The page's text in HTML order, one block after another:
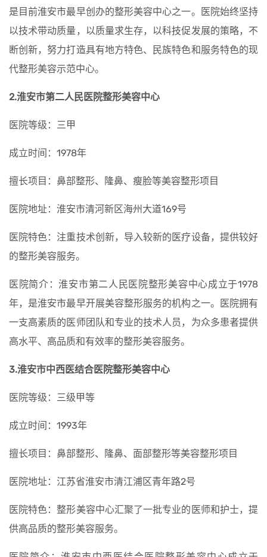
是目前淮安市最早创办的整形美容中心之一。医院始终坚持
以技术带动质量，以质量求生存，以科技促发展的策略，不
断创新，努力打造具有地方特色、民族特色和服务特色的现
代整形美容示范中心。
2.淮安市第二人民医院整形美容中心
医院等级：三甲
成立时间：1978年
擅长项目：鼻部整形、隆鼻、瘦脸等美容整形项目
医院地址：淮安市清河新区海州大道169号
医院特色：注重技术创新，导入较新的医疗设备，提供较好
的整形美容服务。
医院简介：淮安市第二人民医院整形美容中心成立于1978
年，是淮安市最早开展美容整形服务的机构之一。医院拥有
一支高素质的医师团队和专业的技术人员，为众多患者提供
高水平、高品质和有效率的整形美容服务。
3.淮安市中西医结合医院整形美容中心
医院等级：三级甲等
成立时间：1993年
擅长项目：鼻部整形、隆鼻、面部整形等美容整形项目
医院地址：江苏省淮安市清江浦区青年路2号
医院特色：整形美容中心汇聚了一批专业的医师和护士，提
供高品质的整形美容服务。